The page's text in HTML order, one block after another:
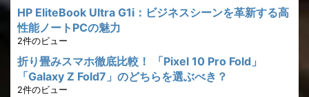
HP EliteBook Ultra G1i：ビジネスシーンを革新する高
性能ノートPCの魅力
2件のビュー
折り畳みスマホ徹底比較！ 「Pixel 10 Pro Fold」
「Galaxy Z Fold7」のどちらを選ぶべき？
2件のビュー